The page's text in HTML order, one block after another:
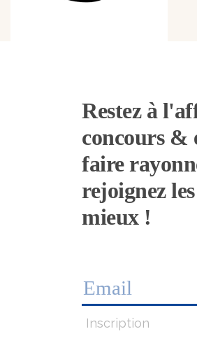
Restez à
concours &
faire
rejoignez
mieux !
Inscription